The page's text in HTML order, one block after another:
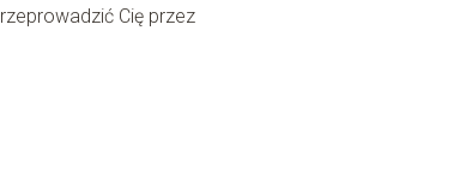
Cię przez